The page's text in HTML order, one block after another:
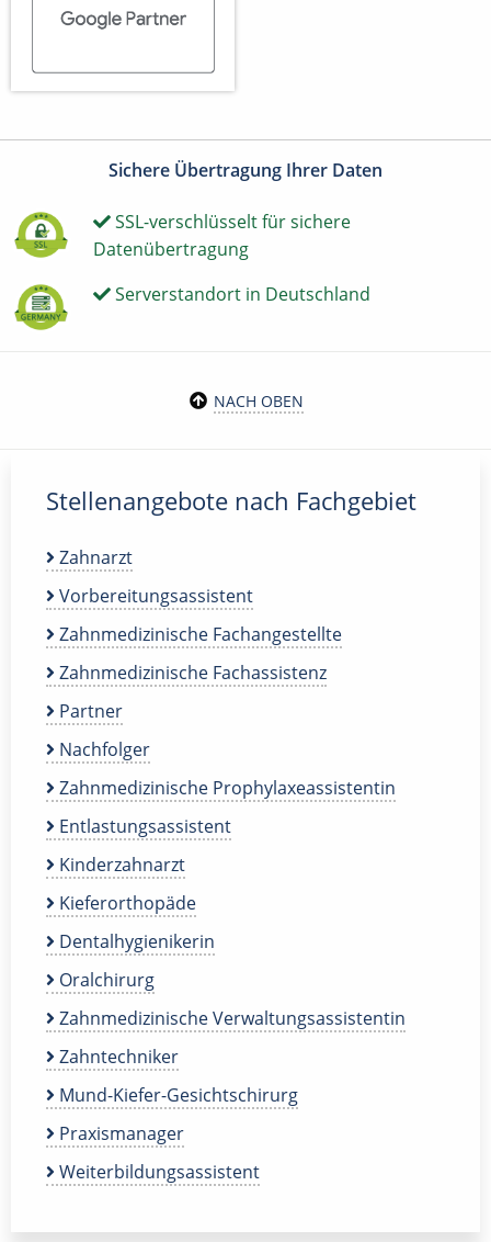
Sichere Übertragung Ihrer Daten
SSL-verschlüsselt für sichere
Datenübertragung
Serverstandort in Deutschland
NACH OBEN
Stellenangebote nach Fachgebiet
Zahnarzt
Vorbereitungsassistent
Zahnmedizinische Fachangestellte
Zahnmedizinische Fachassistenz
Partner
Nachfolger
Zahnmedizinische Prophylaxeassistentin
Entlastungsassistent
Kinderzahnarzt
Kieferorthopäde
Dentalhygienikerin
Oralchirurg
Zahnmedizinische Verwaltungsassistentin
Zahntechniker
Mund-Kiefer-Gesichtschirurg
Praxismanager
Weiterbildungsassistent